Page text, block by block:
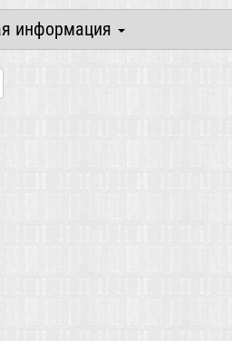
информация